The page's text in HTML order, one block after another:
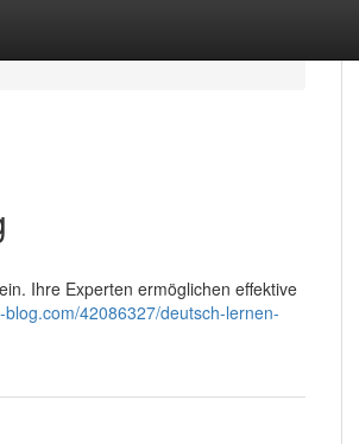
Ihre Experten ermöglichen effektive
42086327/deutsch-lernen-